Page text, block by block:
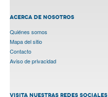
ACERCA DE NOSOTROS
Quiénes somos
Mapa del sitio
Contacto
Aviso de privacidad
VISITA NUESTRAS REDES SOCIALES